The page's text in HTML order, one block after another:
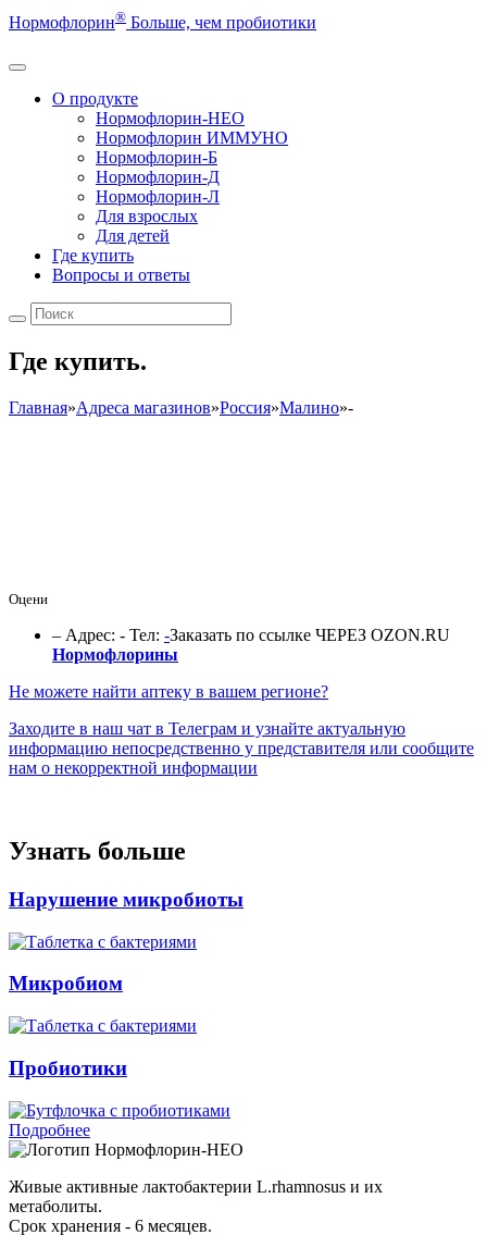
Нормофлорин® Больше, чем пробиотики
О продукте
Нормофлорин-НЕО
Нормофлорин ИММУНО
Нормофлорин-Б
Нормофлорин-Д
Нормофлорин-Л
Для взрослых
Для детей
Где купить
Вопросы и ответы
Где купить.
Главная»Адреса магазинов»Россия»Малино»-
Оцени
– Адрес: - Тел: -Заказать по ссылке ЧЕРЕЗ OZON.RU
Нормофлорины
Не можете найти аптеку в вашем регионе?
Заходите в наш чат в Телеграм и узнайте актуальную
информацию непосредственно у представителя или сообщите
нам о некорректной информации
Узнать больше
Нарушение микробиоты
Микробиом
Пробиотики
Подробнее
Нормофлорин-НЕО
Живые активные лактобактерии L.rhamnosus и их
метаболиты.
Срок хранения - 6 месяцев.